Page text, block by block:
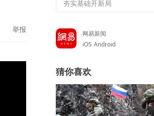
举报
网易新闻
iOS Android
猜你喜欢